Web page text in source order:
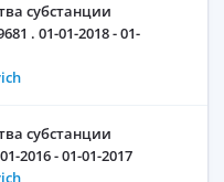
субстанции
. 01-01-2018 - 01-
субстанции
2016 - 01-01-2017